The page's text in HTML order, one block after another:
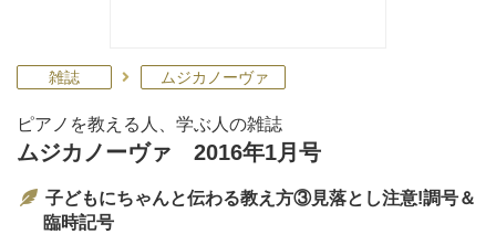
雑誌 ムジカノーヴァ
ピアノを教える人、学ぶ人の雑誌
ムジカノーヴァ 2016年1月号
子どもにちゃんと伝わる教え方③見落とし注意!調号＆
臨時記号